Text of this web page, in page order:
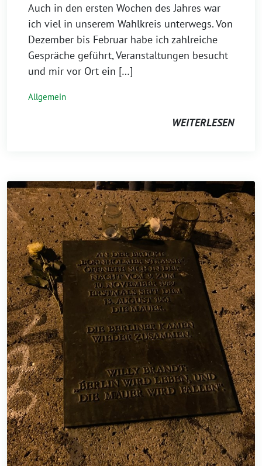
Auch in den ersten Wochen des Jahres war
ich viel in unserem Wahlkreis unterwegs. Von
Dezember bis Februar habe ich zahlreiche
Gespräche geführt, Veranstaltungen besucht
und mir vor Ort ein […]
Allgemein
WEITERLESEN